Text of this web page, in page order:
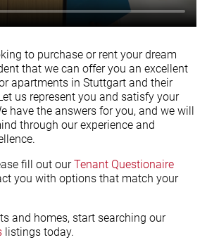
to purchase or rent your dream
that we can offer you an excellent
apartments in Stuttgart and their
us represent you and satisfy your
have the answers for you, and we will
through our experience and
fill out ourTenant Questionaire
you with options that match your
and homes, start searching our
listings today.